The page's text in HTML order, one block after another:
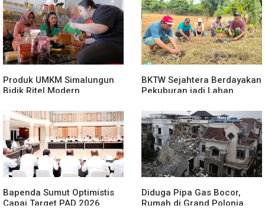
Produk UMKM Simalungun
Bidik Ritel Modern
BKTW Sejahtera Berdayakan
Pekuburan jadi Lahan
Bapenda Sumut Optimistis
Capai Target PAD 2026
Diduga Pipa Gas Bocor,
Rumah di Grand Polonia